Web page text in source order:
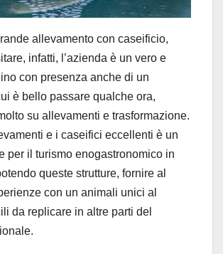
allevamento con caseificio,
infatti, l’azienda è un vero e
con presenza anche di un
è bello passare qualche ora,
su allevamenti e trasformazione.
e i caseifici eccellenti è un
per il turismo enogastronomico in
queste strutture, fornire al
con un animali unici al
da replicare in altre parti del